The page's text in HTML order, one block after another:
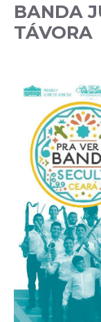
BANDA
TÁVORA